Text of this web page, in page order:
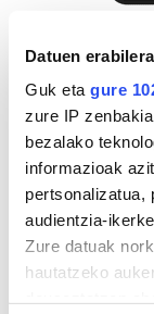
Datuen
Guk eta gure
zure IP
bezalako
informazioak
pertsonalizatua,
audientzia-
Zure datuak
hautatzeko